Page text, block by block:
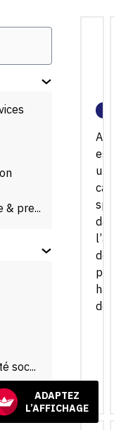
& pre...
soc...
est
un
des
ADAPTEZ
L’AFFICHAGE